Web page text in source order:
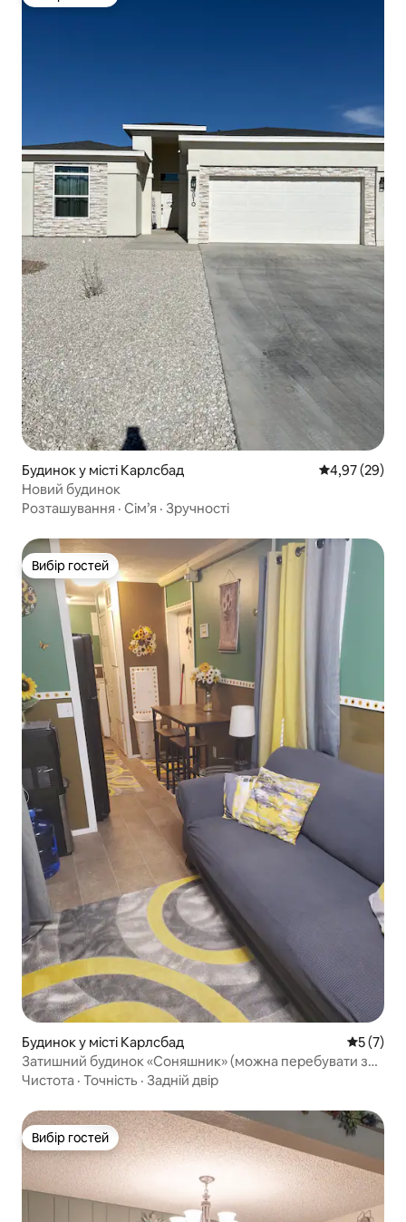
Будинок у місті Карлсбад Середня
4,97 (29)
Новий будинок
Розташування · Сім’я · Зручності
Вибір гостей
Вибір гостей
Будинок у місті Карлсбад Середня
5 (7)
Затишний будинок «Соняшник» (можна перебувати з
домашніми тваринами)
Чистота · Точність · Задній двір
Вибір гостей
Вибір гостей